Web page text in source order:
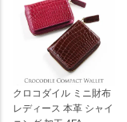
クロコダイル ミニ財布
レディース 本革 シャイ